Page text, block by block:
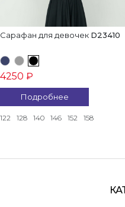
Сарафан для девочек D23410
4250 ₽
Подробнее
122 128 140 146 152 158